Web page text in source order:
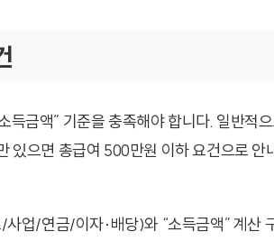
득금액” 기준을 충족해야 합니다. 일반적
있으면 총급여 500만원 이하 요건으로
업/연금/이자·배당)와 “소득금액” 계산